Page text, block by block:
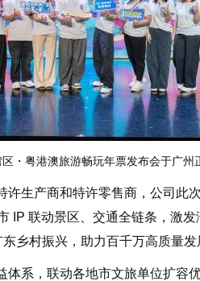
・粤港澳旅游畅玩年票发布会于广
产商和特许零售商，公司此
IP 联动景区、交通全链条，激
乡村振兴，助力百千万高质量发
，联动各地市文旅单位扩容